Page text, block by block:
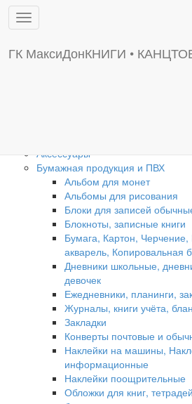
Toggle
sidebar
ГК МаксиДонКНИГИ •
Введите символ
Главная
Аксессуары
Бумажная продукция и ПВХ
Альбом для монет
Альбомы для рисования
Блоки для записей
Блокноты, записные книги
Бумага, Картон,
акварель, Копировальная
Дневники школьные,
девочек
Ежедневники, планинги,
Журналы, книги учёта,
Закладки
Конверты почтовые и
Наклейки на машины,
информационные
Наклейки поощрительные
Обложки для книг,